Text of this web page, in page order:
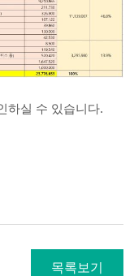
하실 수 있습니다.
목록보기